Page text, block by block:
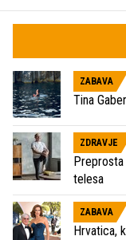
ZABAVA
Tina
ZDRAVJE
telesa
ZABAVA
Hrvatica,